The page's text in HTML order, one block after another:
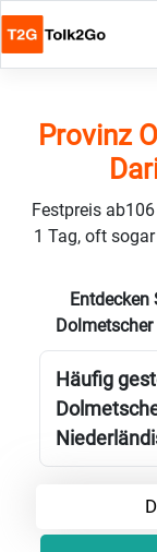
Provinz
Festpreis
1 Tag, oft
Entdecken
Häufig